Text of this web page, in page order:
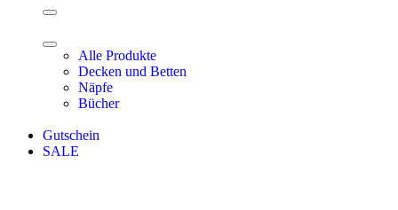
Alle Produkte
Decken und Betten
Näpfe
Bücher
Gutschein
SALE